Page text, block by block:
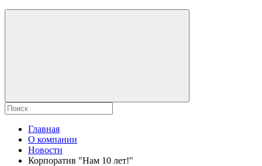
Главная
О компании
Новости
Корпоратив "Нам 10 лет!"